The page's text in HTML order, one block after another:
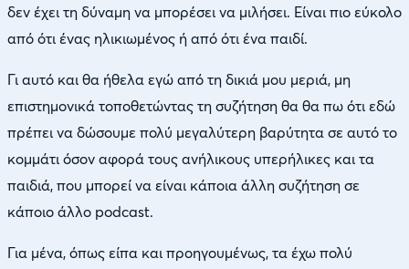
δεν έχει τη δύναμη να μπορέσει να μιλήσει. Είναι πιο εύκολο
από ότι ένας ηλικιωμένος ή από ότι ένα παιδί.
Γι αυτό και θα ήθελα εγώ από τη δικιά μου μεριά, μη
επιστημονικά τοποθετώντας τη συζήτηση θα θα πω ότι εδώ
πρέπει να δώσουμε πολύ μεγαλύτερη βαρύτητα σε αυτό το
κομμάτι όσον αφορά τους ανήλικους υπερήλικες και τα
παιδιά, που μπορεί να είναι κάποια άλλη συζήτηση σε
κάποιο άλλο podcast.
Για μένα, όπως είπα και προηγουμένως, τα έχω πολύ